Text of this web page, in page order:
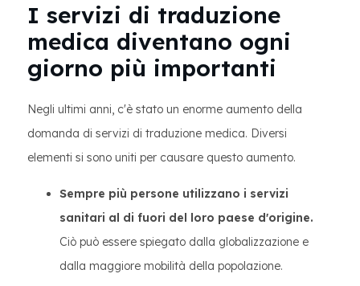
I servizi di traduzione
medica diventano ogni
giorno più importanti
Negli ultimi anni, c'è stato un enorme aumento della
domanda di servizi di traduzione medica. Diversi
elementi si sono uniti per causare questo aumento.
Sempre più persone utilizzano i servizi
sanitari al di fuori del loro paese d'origine.
Ciò può essere spiegato dalla globalizzazione e
dalla maggiore mobilità della popolazione.